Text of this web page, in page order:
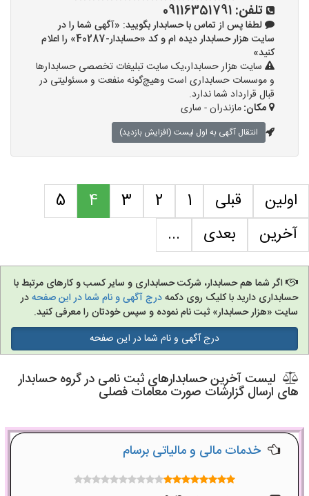
تلفن: 09116351791
لطفا پس از تماس با حسابدار بگویید: «آگهی شما را در
سایت هزار حسابدار دیده ام و کد «حسابدار-40287» را اعلام
کنید»
سایت هزار حسابدار،یک سایت تبلیغات تخصصی حسابدارها
و موسسات حسابداری است وهیچ‌گونه منفعت و مسئولیتی در
قبال قرارداد شما ندارد.
مکان:مازندران - ساری
انتقال آگهی به اول لیست (افزایش بازدید)
اولین قبلی 1
2
3
4
5
...
بعدی آخرین
اگر شما هم حسابدار، شرکت حسابداری و سایر کسب و کارهای مرتبط با
حسابداری دارید با کلیک روی دکمهدرج آگهی و نام شما در این صفحهدر
سایت «هزار حسابدار» ثبت نام نموده و سپس خودتان را معرفی کنید.
درج آگهی و نام شما در این صفحه
لیست آخرین حسابدارهای ثبت نامی در گروه حسابدار
های ارسال گزارشات صورت معامات فصلی
خدمات مالی و مالیاتی برسام